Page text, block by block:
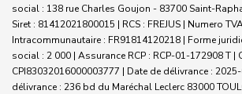
social : 138 rue Charles Goujon - 83700 Saint-
Siret : 81412021800015 | RCS : FREJUS | Numero
Intracommunautaire : FR91814120218 | Forme
social : 2 000 | Assurance RCP : RCP-01-172908 T |
CPI83032016000003777 | Date de délivrance :
délivrance : 236 bd du Maréchal Leclerc 83000